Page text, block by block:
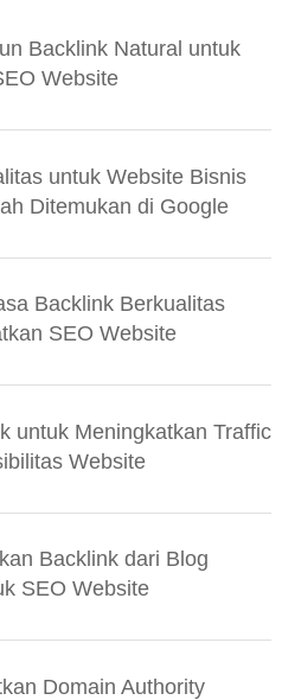
Backlink Natural untuk
Website
untuk Website Bisnis
Ditemukan di Google
Backlink Berkualitas
SEO Website
untuk Meningkatkan Traffic
Website
Backlink dari Blog
SEO Website
Domain Authority